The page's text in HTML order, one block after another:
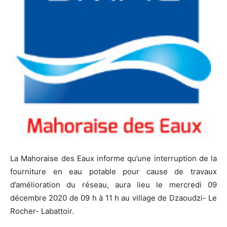
La Mahoraise des Eaux informe qu’une interruption de la
fourniture en eau potable pour cause de travaux
d’amélioration du réseau, aura lieu le mercredi 09
décembre 2020 de 09 h à 11 h au village de Dzaoudzi- Le
Rocher- Labattoir.